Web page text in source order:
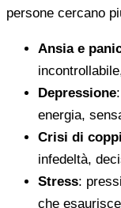
persone cercano
Ansia e
Depressione
energia,
Crisi di
infedeltà,
Stress:
che